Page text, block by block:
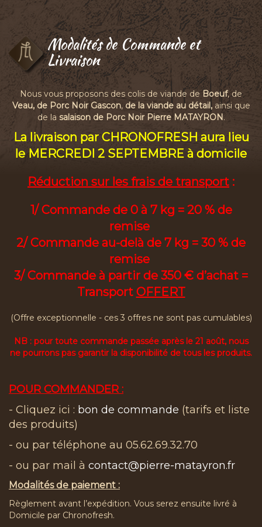
Modalités de Commande et
Livraison
Nous vous proposons des colis de viande de Boeuf, de
Veau, de Porc Noir Gascon, de la viande au détail, ainsi que
de la salaison de Porc Noir Pierre MATAYRON.
La livraison par CHRONOFRESH aura lieu
le MERCREDI 2 SEPTEMBRE à domicile
Réduction sur les frais de transport :
1/ Commande de 0 à 7 kg = 20 % de
remise
2/ Commande au-delà de 7 kg = 30 % de
remise
3/ Commande à partir de 350 € d’achat =
Transport OFFERT
(Offre exceptionnelle - ces 3 offres ne sont pas cumulables)
NB : pour toute commande passée après le 21 août, nous
ne pourrons pas garantir la disponibilité de tous les produits.
POUR COMMANDER :
- Cliquez ici : bon de commande (tarifs et liste
des produits)
- ou par téléphone au 05.62.69.32.70
- ou par mail à contact@pierre-matayron.fr
Modalités de paiement :
Règlement avant l’expédition. Vous serez ensuite livré à
Domicile par Chronofresh.